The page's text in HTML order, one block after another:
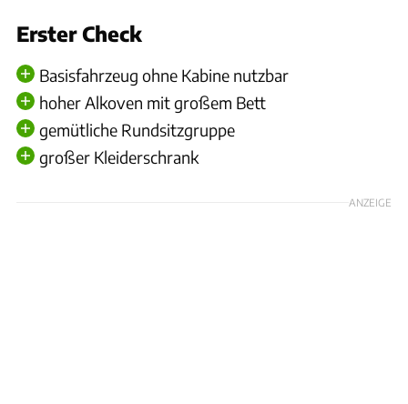
Erster Check
Basisfahrzeug ohne Kabine nutzbar
hoher Alkoven mit großem Bett
gemütliche Rundsitzgruppe
großer Kleiderschrank
ANZEIGE